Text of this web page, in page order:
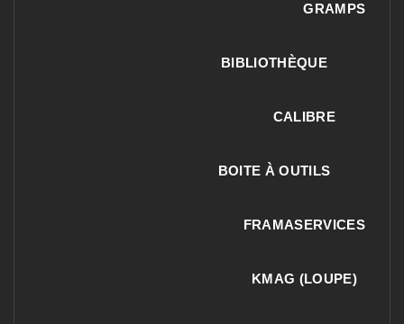
GRAMPS
BIBLIOTHÈQUE
CALIBRE
BOITE À OUTILS
FRAMASERVICES
KMAG (LOUPE)